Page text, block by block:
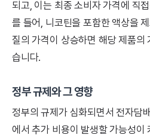
되고, 이는 최종 소비자 가격에 직
를 들어, 니코틴을 포함한 액상을
질의 가격이 상승하면 해당 제품의
습니다.
정부 규제와 그 영향
정부의 규제가 심화되면서 전자담
에서 추가 비용이 발생할 가능성이